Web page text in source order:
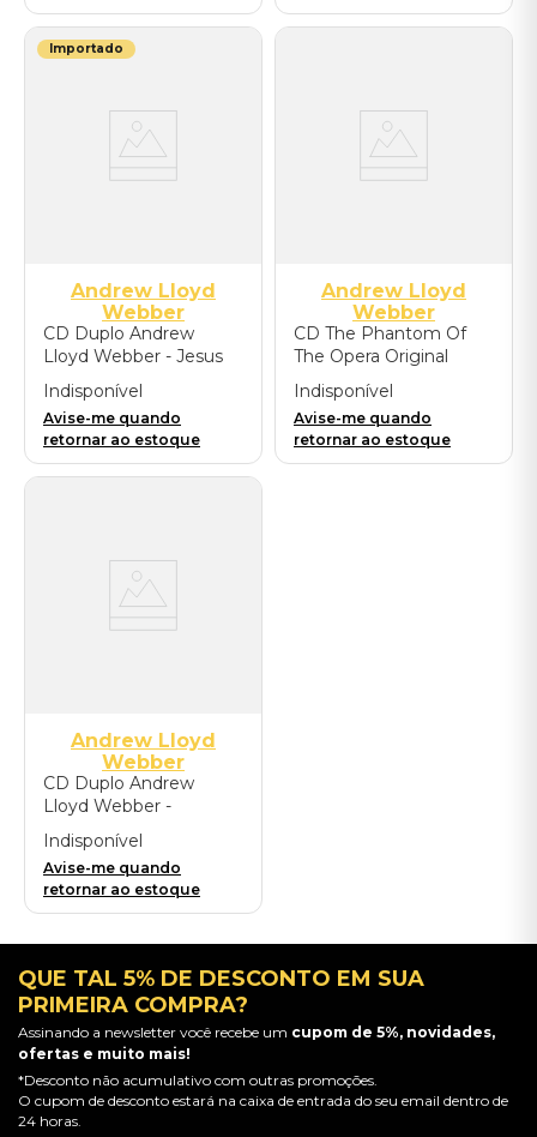
Importado
Andrew Lloyd
Webber
CD Duplo Andrew
Lloyd Webber - Jesus
Christ Superstar (50th
Anniversary/2CD
Remastered 2021) -
Importado
Indisponível
Avise-me quando
retornar ao estoque
Andrew Lloyd
Webber
CD The Phantom Of
The Opera Original
Motion Picture
Soundtrack
Indisponível
Avise-me quando
retornar ao estoque
Andrew Lloyd
Webber
CD Duplo Andrew
Lloyd Webber -
Unmasked: The
Platinum Collection -
2CD Version / ROW
Indisponível
Avise-me quando
retornar ao estoque
QUE TAL 5% DE DESCONTO EM SUA
PRIMEIRA COMPRA?
Assinando a newsletter você recebe um cupom de 5%, novidades,
ofertas e muito mais!
*Desconto não acumulativo com outras promoções.
O cupom de desconto estará na caixa de entrada do seu email dentro de
24 horas.